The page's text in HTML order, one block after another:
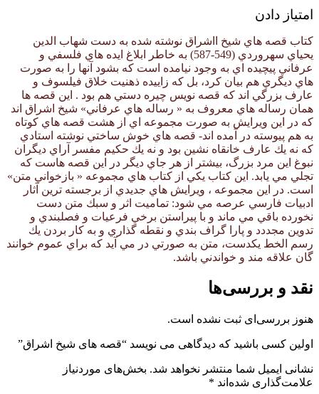
امتیاز دادن
کتاب قصه هاي شيخ ااشراق نوشته شده به دست شهاب الدين
يحياي سهروردي (549-587) به خاطر ابلاغ ايده هاي فلسفي و
عرفاني پيچيده اي به وجود نيامده است كه بشود آنها را به صورت
هاي ديگري هم بيان كرد، بل كه زاييده ذهنيت خلاق فيلسوف و
عارف بزرگي اند كه قصه نويس چيره دستي هم بود . اين قصه ها
همان رساله هاي معروف به « رساله هاي عرفاني» شيخ اشراق اند
كه در اين ويرايش به صورت مجموعه اي از هشت قصه هاي كوتاه
به هم پيوسته در آمده اند- قصه هاي خوش ساختي نوشته استادي
كه نه يك عارف خانقاه نشين بود و نه يك حكيم مفسر آراي ديگران
نبوغ اين مرد بزرگ، بيشتر از هر جاي ديگر در اين قصه هاست كه
تجلي مي يابد. اين كتاب يكي از كتاب هاي مجموعه « بازخواني متن»
است. در اين مجموعه ، ويرايش هاي جديدي از برجسته ترين آثار
ادبيات فارسي عرصه مي شود: تماميت اثر و سبك متن دست
نخورده باقي مي ماند و با پيراستن برخي فرعيات و فصلبندي و
تدوين مجددد و پارا گراف بندي و نقطه گذاري و به كار بردن يك
رسم الخط يكدست، متن به صورتي در مي آيد كه براي عموم خوانند
گان علاقه مند و خواندني باشد.
نقد و بررسی‌ها
هنوز بررسی‌ای ثبت نشده است.
اولین کسی باشید که دیدگاهی می نویسد “قصه های شیخ اشراق”
نشانی ایمیل شما منتشر نخواهد شد. بخش‌های موردنیاز
علامت‌گذاری شده‌اند *